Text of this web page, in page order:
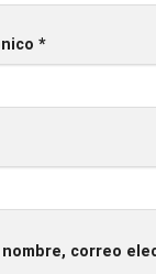
*
nombre, correo